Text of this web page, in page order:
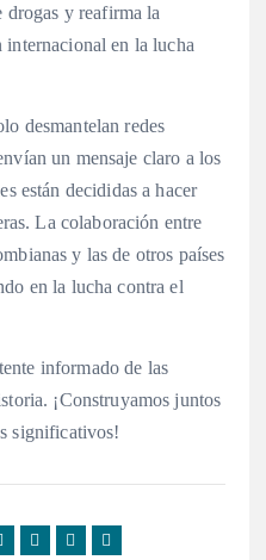
y reafirma la
en la lucha
desmantelan redes
un mensaje claro a los
están decididas a hacer
La colaboración entre
y las de otros países
en la lucha contra el
informado de las
¡Construyamos juntos
significativos!